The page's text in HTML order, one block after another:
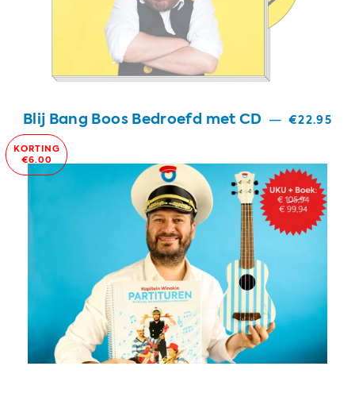
Blij Bang Boos Bedroefd met CD — €22.95
KORTING
€6.00